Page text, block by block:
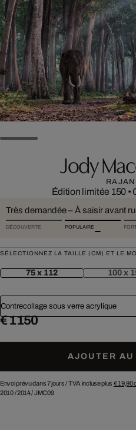
Jody
RAJAN
Édition limitée 150 •
Très demandée – À saisir avant
DÉCOUVERTE POPULAIRE
SÉLECTIONNEZ LA TAILLE (CM) ET LE
75 x 112 100 x
Contrecollage sous verre acrylique
€ 1 150
AJOUTER AU
Envoi prévu dans 7 jours /TVA incluse plus € 19,90
2010/2014/JMC09